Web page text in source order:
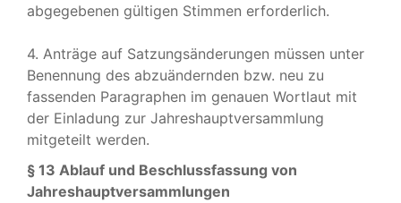
abgegebenen gültigen Stimmen erforderlich.
4. Anträge auf Satzungsänderungen müssen unter
Benennung des abzuändernden bzw. neu zu
fassenden Paragraphen im genauen Wortlaut mit
der Einladung zur Jahreshauptversammlung
mitgeteilt werden.
§ 13 Ablauf und Beschlussfassung von
Jahreshauptversammlungen